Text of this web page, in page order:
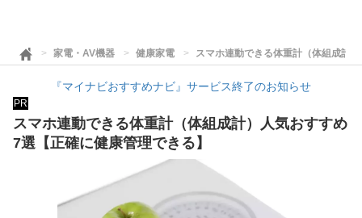
家電・AV機器 健康家電 スマホ連動できる体重計（体組成計
『マイナビおすすめナビ』サービス終了のお知らせ
PR
スマホ連動できる体重計（体組成計）人気おすすめ
7選【正確に健康管理できる】